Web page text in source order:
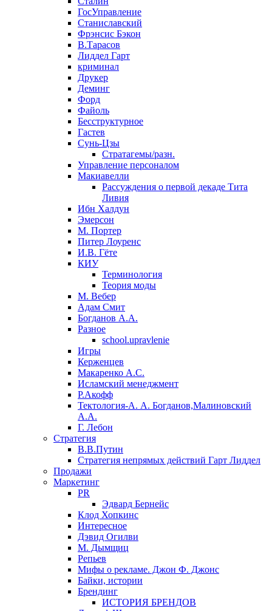
ГосУправление
Станиславский
Фрэнсис Бэкон
В.Тарасов
Лиддел Гарт
криминал
Друкер
Деминг
Форд
Файоль
Бесструктурное
Гастев
Сунь-Цзы
Стратагемы/разн.
Управление персоналом
Макиавелли
Рассуждения о первой декаде Тита
Ливия
Ибн Халдун
Эмерсон
М. Портер
Питер Лоуренс
И.В. Гёте
КИУ
Терминология
Теория моды
М. Вебер
Адам Смит
Богданов А.А.
Разное
school.upravlenie
Игры
Керженцев
Макаренко А.С.
Исламский менеджмент
Р.Акофф
Тектология-А. А. Богданов,Малиновский
А.А.
​Г. Лебон
Стратегия
В.В.Путин
​Стратегия непрямых действий Гарт Лиддел
Продажи
Маркетинг
PR
Эдвард Бернейс
Клод Хопкинс
Интересное
Дэвид Огилви
М. Дымщиц
Репьев
Мифы о рекламе. Джон Ф. Джонс
Байки, истории
Брендинг
ИСТОРИЯ БРЕНДОВ